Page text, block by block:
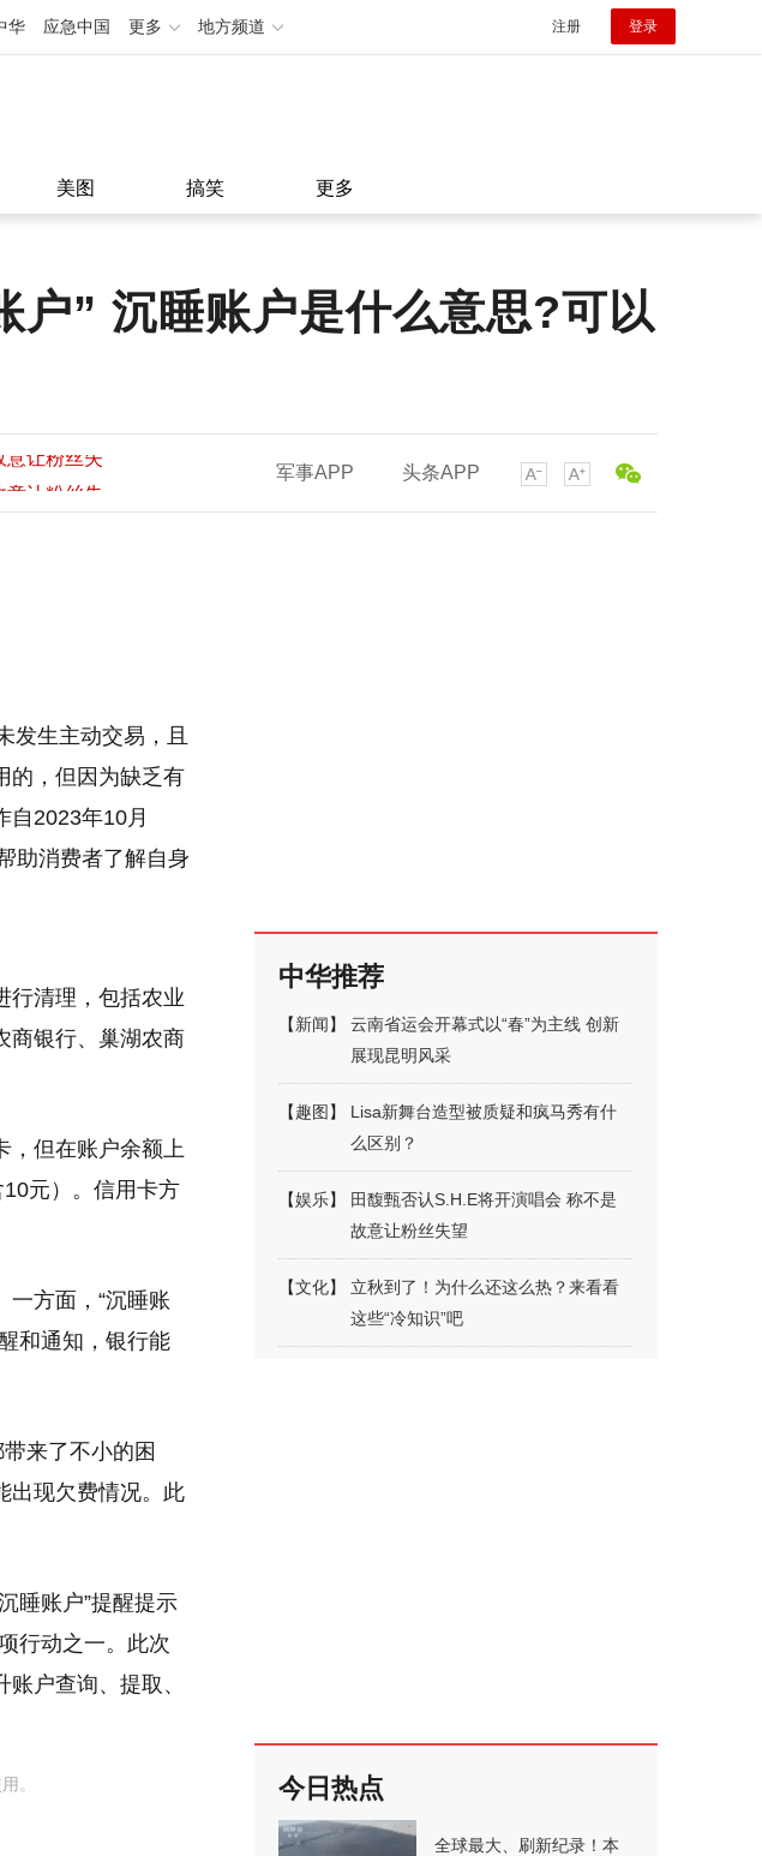
华 应急中国 更多 地方频道 注册 登录
美图 搞笑 更多
户” 沉睡账户是什么意思?可以
意让粉丝失
意让粉丝失
军事APP 头条APP
发生主动交易，且
的，但因为缺乏有
2023年10月
助消费者了解自身
行清理，包括农业
商银行、巢湖农商
，但在账户余额上
元）。信用卡方
方面，“沉睡账
和通知，银行能
来了不小的困
出现欠费情况。此
睡账户”提醒提示
行动之一。此次
户查询、提取、
。
中华推荐
【新闻】
云南省运会开幕式以“春”为主线 创新
展现昆明风采
【趣图 】
Lisa新舞台造型被质疑和疯马秀有什
么区别？
【娱乐】
田馥甄否认S.H.E将开演唱会 称不是
故意让粉丝失望
【文化】
立秋到了！为什么还这么热？来看看
这些“冷知识”吧
今日热点
全球最大、刷新纪录！本